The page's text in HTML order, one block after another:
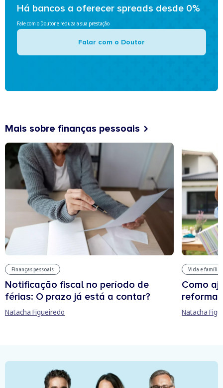
Há bancos a oferecer spreads desde 0%
Fale com o Doutor e reduza a sua prestação
Falar com o Doutor
Mais sobre finanças pessoais
Finanças pessoais
Notificação fiscal no período de
férias: O prazo já está a contar?
Natacha Figueiredo
Vida e família
Como
reforma
Natacha